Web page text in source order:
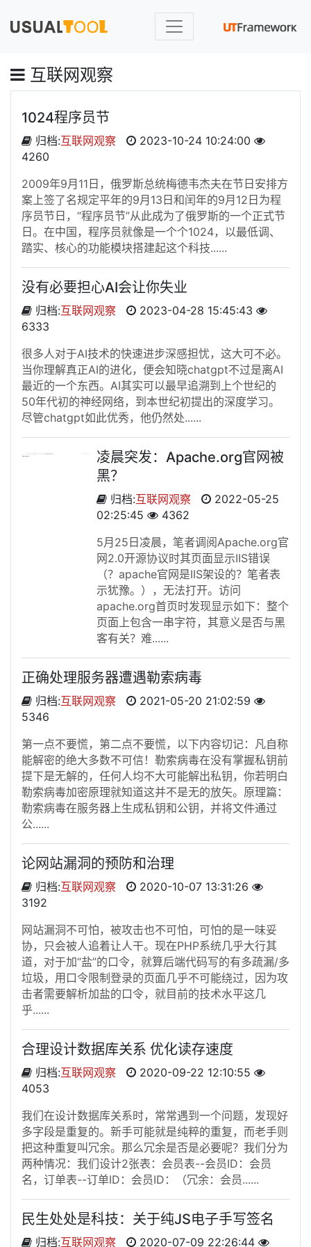
互联网观察
1024程序员节
归档:互联网观察
2023-10-24 10:24:00
4260
2009年9月11日，俄罗斯总统梅德韦杰夫在节日安排方
案上签了名规定平年的9月13日和闰年的9月12日为程
序员节日，“程序员节”从此成为了俄罗斯的一个正式节
日。在中国，程序员就像是一个个1024，以最低调、
踏实、核心的功能模块搭建起这个科技......
没有必要担心AI会让你失业
归档:互联网观察
2023-04-28 15:45:43
6333
很多人对于AI技术的快速进步深感担忧，这大可不必。
当你理解真正AI的进化，便会知晓chatgpt不过是离AI
最近的一个东西。AI其实可以最早追溯到上个世纪的
50年代初的神经网络，到本世纪初提出的深度学习。
尽管chatgpt如此优秀，他仍然处......
凌晨突发：Apache.org官网被
黑？
归档:互联网观察
2022-05-25
02:25:45
4362
5月25日凌晨，笔者调阅Apache.org官
网2.0开源协议时其页面显示IIS错误
（？apache官网是IIS架设的？笔者表
示犹豫。），无法打开。访问
apache.org首页时发现显示如下：整个
页面上包含一串字符，其意义是否与黑
客有关？难......
正确处理服务器遭遇勒索病毒
归档:互联网观察
2021-05-20 21:02:59
5346
第一点不要慌，第二点不要慌，以下内容切记：凡自称
能解密的绝大多数不可信！勒索病毒在没有掌握私钥前
提下是无解的，任何人均不大可能解出私钥，你若明白
勒索病毒加密原理就知道这并不是无的放矢。原理篇：
勒索病毒在服务器上生成私钥和公钥，并将文件通过
公......
论网站漏洞的预防和治理
归档:互联网观察
2020-10-07 13:31:26
3192
网站漏洞不可怕，被攻击也不可怕，可怕的是一味妥
协，只会被人追着让人干。现在PHP系统几乎大行其
道，对于加“盐”的口令，就算后端代码写的有多疏漏/多
垃圾，用口令限制登录的页面几乎不可能绕过，因为攻
击者需要解析加盐的口令，就目前的技术水平这几
乎......
合理设计数据库关系 优化读存速度
归档:互联网观察
2020-09-22 12:10:55
4053
我们在设计数据库关系时，常常遇到一个问题，发现好
多字段是重复的。新手可能就是纯粹的重复，而老手则
把这种重复叫冗余。那么冗余是否是必要呢？我们分为
两种情况：我们设计2张表：会员表--会员ID：会员
名，订单表--订单ID：会员ID：（冗余：会员......
民生处处是科技：关于纯JS电子手写签名
归档:互联网观察 2020-07-09 22:26:44